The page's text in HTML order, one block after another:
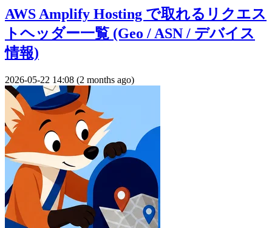
AWS Amplify Hosting で取れるリクエス
トヘッダー一覧 (Geo / ASN / デバイス
情報)
2026-05-22 14:08 (2 months ago)